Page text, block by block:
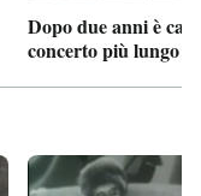
Dopo due anni è
concerto più lungo